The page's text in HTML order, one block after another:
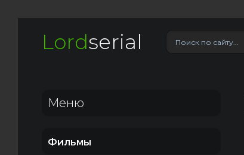
Lordserial
Меню
Фильмы